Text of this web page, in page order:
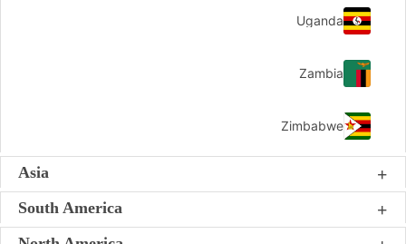
Uganda
Zambia
Zimbabwe
Asia
South America